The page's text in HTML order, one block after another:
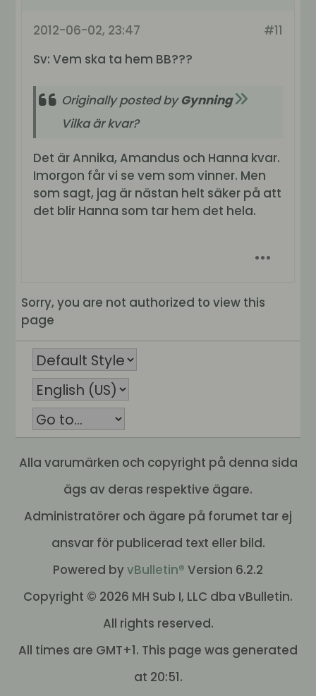
#11
2012-06-02, 23:47
Sv: Vem ska ta hem BB???
Originally posted byGynning
Vilka är kvar?
Det är Annika, Amandus och Hanna kvar.
Imorgon får vi se vem som vinner. Men
som sagt, jag är nästan helt säker på att
det blir Hanna som tar hem det hela.
Sorry, you are not authorized to view this
page
Alla varumärken och copyright på denna sida
ägs av deras respektive ägare.
Administratörer och ägare på forumet tar ej
ansvar för publicerad text eller bild.
Powered byvBulletin® Version 6.2.2
Copyright © 2026 MH Sub I, LLC dba vBulletin.
All rights reserved.
All times are GMT+1. This page was generated
at 20:51.